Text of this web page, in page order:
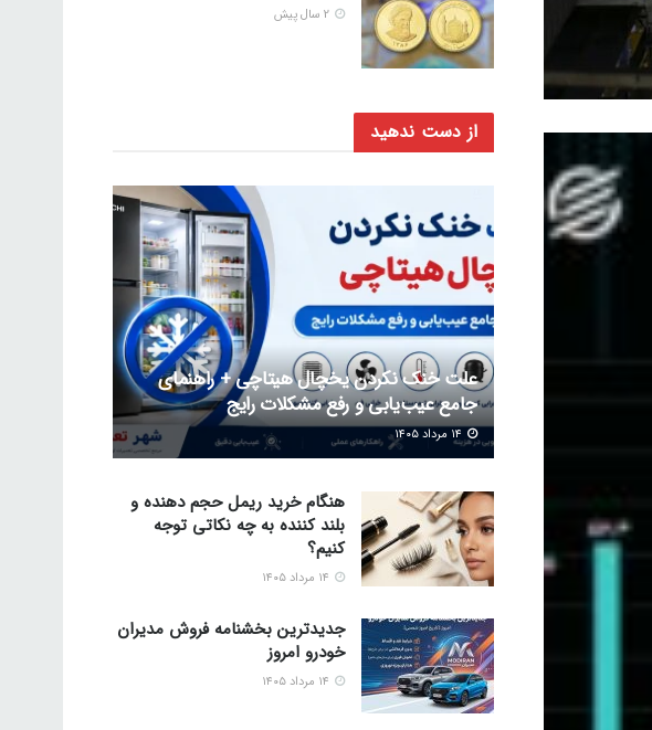
از دست ندهید
علت خنک نکردن یخچال هیتاچی + راهنمای
جامع عیب‌یابی و رفع مشکلات رایج
هنگام خرید ریمل حجم دهنده و
بلند کننده به چه نکاتی توجه
کنیم؟
جدیدترین بخشنامه فروش مدیران
خودرو امروز